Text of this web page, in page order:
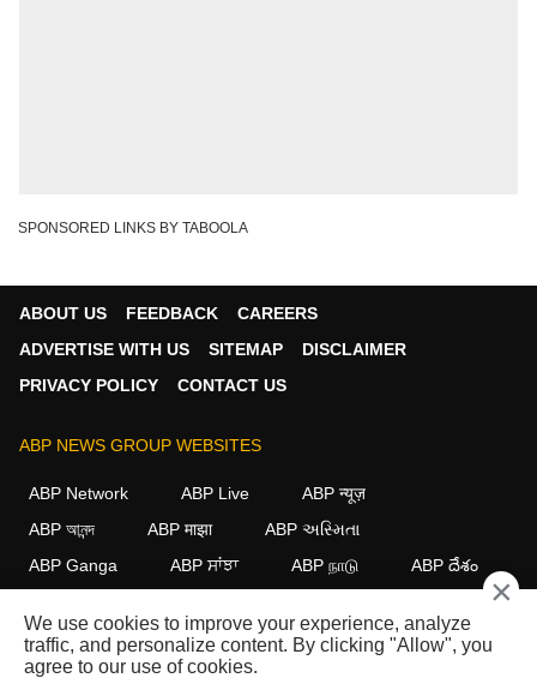
SPONSORED LINKS BY TABOOLA
ABOUT US FEEDBACK
CAREERS
ADVERTISE WITH US
SITEMAP
DISCLAIMER
PRIVACY POLICY
CONTACT US
ABP NEWS GROUP WEBSITES
ABP Network ABP Live
ABP न्यूज़
ABP আনন্দ
ABP माझा
ABP અસ્મિતા
ABP Ganga
ABP ਸਾਂਝਾ ABP நாடு ABP దేశం
FOLLOW US
×
We use cookies to improve your experience, analyze
traffic, and personalize content. By clicking "Allow", you
agree to our use of cookies.